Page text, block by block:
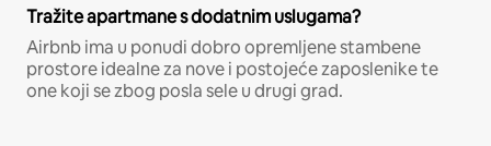
Tražite apartmane s dodatnim uslugama?
Airbnb ima u ponudi dobro opremljene stambene
prostore idealne za nove i postojeće zaposlenike te
one koji se zbog posla sele u drugi grad.